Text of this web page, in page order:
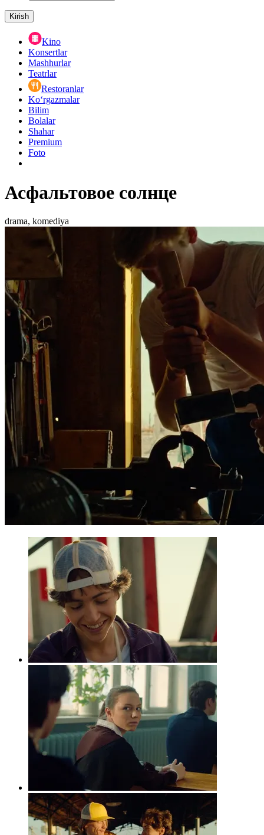
Kirish
Kino
Konsertlar
Mashhurlar
Teatrlar
Restoranlar
Ko‘rgazmalar
Bilim
Bolalar
Shahar
Premium
Foto
Асфальтовое солнце
drama, komediya